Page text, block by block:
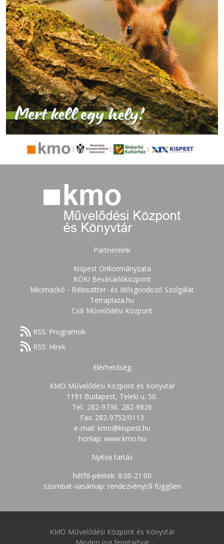
Partnereink
Kispest Önkormányzata
KÖKI Bevásárlóközpont
Micimackó - Bébiszitter- és Idősgondozó Szolgálat
Terraplaza.hu
Csili Művelődési Központ
RSS: Programok
RSS: Hírek
Elérhetőség
KMO Művelődési Központ és Könyvtár
1191 Budapest, Teleki u. 50.
Tel.: 282-9736, 282-9826
Fax: 282-9752/0113
e-mail: kmo@kispest.hu
honlap: www.kmo.hu
Nyitva tartás
hétfő-péntek: 8.00-21:00
szombat-vasárnap: rendezvénytől függően
KMO Művelődési Központ és Könyvtár